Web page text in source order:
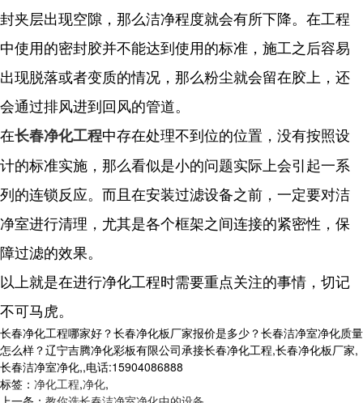
封夹层出现空隙，那么洁净程度就会有所下降。在工程
中使用的密封胶并不能达到使用的标准，施工之后容易
出现脱落或者变质的情况，那么粉尘就会留在胶上，还
会通过排风进到回风的管道。
在长春净化工程中存在处理不到位的位置，没有按照设
计的标准实施，那么看似是小的问题实际上会引起一系
列的连锁反应。而且在安装过滤设备之前，一定要对洁
净室进行清理，尤其是各个框架之间连接的紧密性，保
障过滤的效果。
以上就是在进行净化工程时需要重点关注的事情，切记
不可马虎。
长春净化工程哪家好？长春净化板厂家报价是多少？长春洁净室净化质量
怎么样？辽宁吉腾净化彩板有限公司承接长春净化工程,长春净化板厂家,
长春洁净室净化,,电话:15904086888
标签： 净化工程,净化,